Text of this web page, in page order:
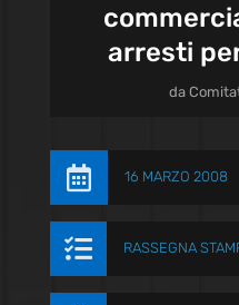
arresti
da
 16 MARZO 2008
 RASSEGNA